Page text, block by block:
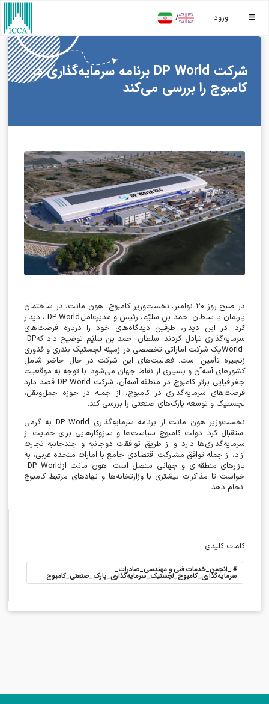
ورود /
شرکت DP World برنامه سرمایه‌گذاری در
کامبوج را بررسی می‌کند
در صبح روز ۲۰ نوامبر، نخست‌وزیر کامبوج، هون مانت، در ساختمان
پارلمان با سلطان احمد بن سلیّم، رئیس و مدیرعاملDP World ، دیدار
کرد. در این دیدار، طرفین دیدگاه‌های خود را درباره فرصت‌های
سرمایه‌گذاری تبادل کردند. سلطان احمد بن سلیّم توضیح داد کهDP
Worldیک شرکت اماراتی تخصصی در زمینه لجستیک بندری و فناوری
زنجیره تأمین است. فعالیت‌های این شرکت در حال حاضر شامل
کشورهای آسه‌آن و بسیاری از نقاط جهان می‌شود. با توجه به موقعیت
جغرافیایی برتر کامبوج در منطقه آسه‌آن، شرکت DP Worldقصد دارد
فرصت‌های سرمایه‌گذاری در کامبوج، از جمله در حوزه حمل‌ونقل،
لجستیک و توسعه پارک‌های صنعتی را بررسی کند.
نخست‌وزیر هون مانت از برنامه سرمایه‌گذاری DP World به گرمی
استقبال کرد. دولت کامبوج سیاست‌ها و سازوکارهایی برای حمایت از
سرمایه‌گذاری‌ها دارد و از طریق توافقات دوجانبه و چندجانبه تجارت
آزاد، از جمله توافق مشارکت اقتصادی جامع با امارات متحده عربی، به
بازارهای منطقه‌ای و جهانی متصل است. هون مانت ازDP World
خواست تا مذاکرات بیشتری با وزارتخانه‌ها و نهادهای مرتبط کامبوج
انجام دهد.
کلمات کلیدی :
# _انجمن_خدمات فنی و مهندسی_صادرات_
سرمایه‌گذاری_کامبوج_لجستیک_سرمایه‌گذاری_پارک‌_‌صنعتی_کامبوج